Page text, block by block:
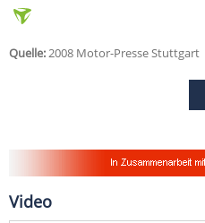
Quelle:2008 Motor-Presse Stuttgart
Video